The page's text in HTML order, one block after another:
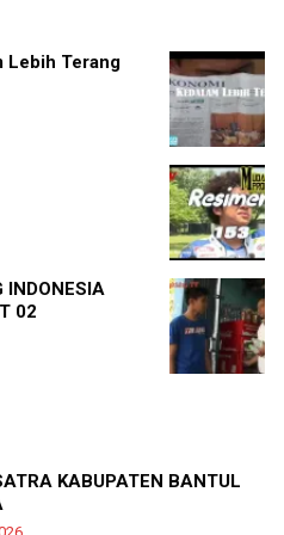
Lebih Terang
INDONESIA
02
KABUPATEN BANTUL